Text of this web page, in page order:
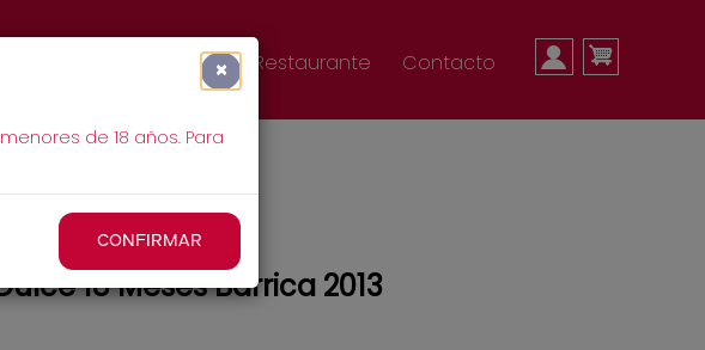
×
de 18 años. Para
CONFIRMAR
MENÚ
Tienda Restaurante Contacto
18 Meses Barrica 2013